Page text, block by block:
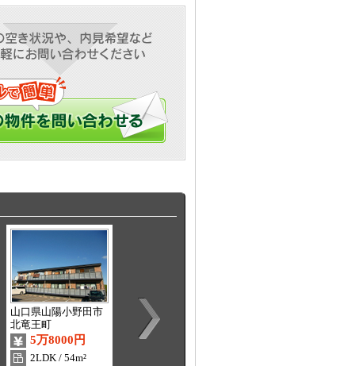
山口県山陽小野田市
北竜王町
5万8000円
2LDK / 54m²
山口県宇部市上宇部
2万円